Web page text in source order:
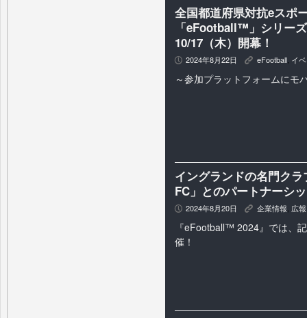
全国都道府県対抗eスポ
「eFootball™」シリー
10/17（木）開幕！
P 2024年8月22日 K eFootball イ
～参加プラットフォームにモ
イングランドの名門ク
FC」とのパートナーシ
P 2024年8月20日 K 企業情報 広
『eFootball™ 2024』では、
催！